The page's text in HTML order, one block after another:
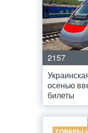
2157
осенью
билеты